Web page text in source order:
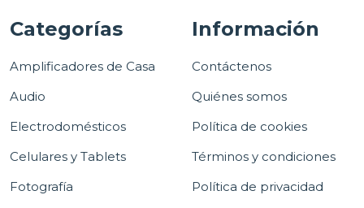
Categorías
Amplificadores de Casa
Audio
Electrodomésticos
Celulares y Tablets
Fotografía
Información
Contáctenos
Quiénes somos
Política de cookies
Términos y condiciones
Política de privacidad